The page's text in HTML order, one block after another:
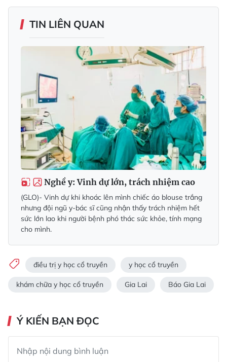
TIN LIÊN QUAN
Nghề y: Vinh dự lớn, trách nhiệm cao
(GLO)- Vinh dự khi khoác lên mình chiếc áo blouse trắng
nhưng đội ngũ y-bác sĩ cũng nhận thấy trách nhiệm hết
sức lớn lao khi người bệnh phó thác sức khỏe, tính mạng
cho mình.
điều trị y học cổ truyền y học cổ truyền
khám chữa y học cổ truyền Gia Lai Báo Gia Lai
Ý KIẾN BẠN ĐỌC